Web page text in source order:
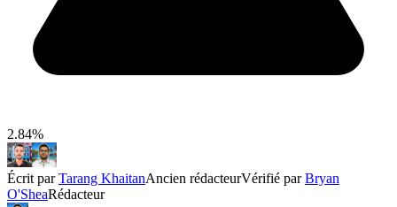
2.84%
Écrit parTarang KhaitanAncien rédacteurVérifié parBryan
O'SheaRédacteur